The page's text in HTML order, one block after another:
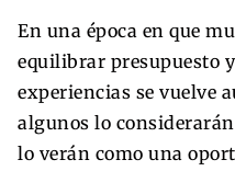
En una época en que
equilibrar presupuesto
experiencias se vuelve
algunos lo
lo verán como una